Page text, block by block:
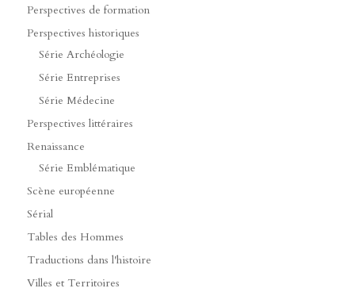
Perspectives de formation
Perspectives historiques
Série Archéologie
Série Entreprises
Série Médecine
Perspectives littéraires
Renaissance
Série Emblématique
Scène européenne
Sérial
Tables des Hommes
Traductions dans l'histoire
Villes et Territoires